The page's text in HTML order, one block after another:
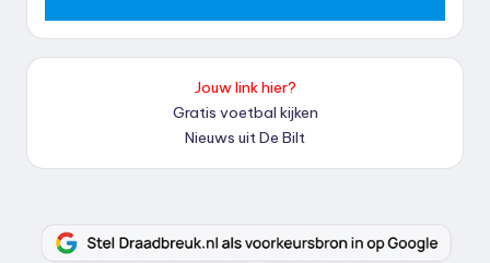
Jouw link hier?
Gratis voetbal kijken
Nieuws uit De Bilt